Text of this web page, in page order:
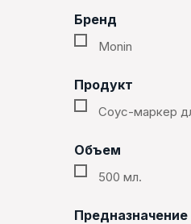
Бренд
Monin
Продукт
Соус-маркер
Объем
500 мл.
Предназначение